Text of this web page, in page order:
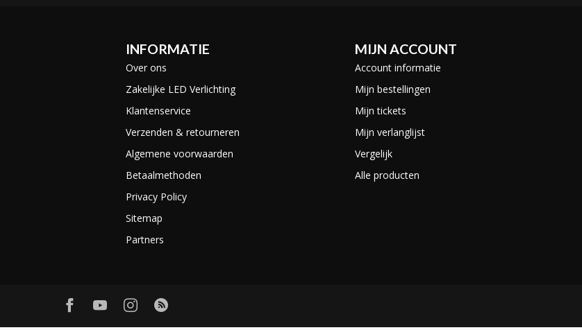
INFORMATIE
Over ons
Zakelijke LED Verlichting
Klantenservice
Verzenden & retourneren
Algemene voorwaarden
Betaalmethoden
Privacy Policy
Sitemap
Partners
MIJN ACCOUNT
Account informatie
Mijn bestellingen
Mijn tickets
Mijn verlanglijst
Vergelijk
Alle producten